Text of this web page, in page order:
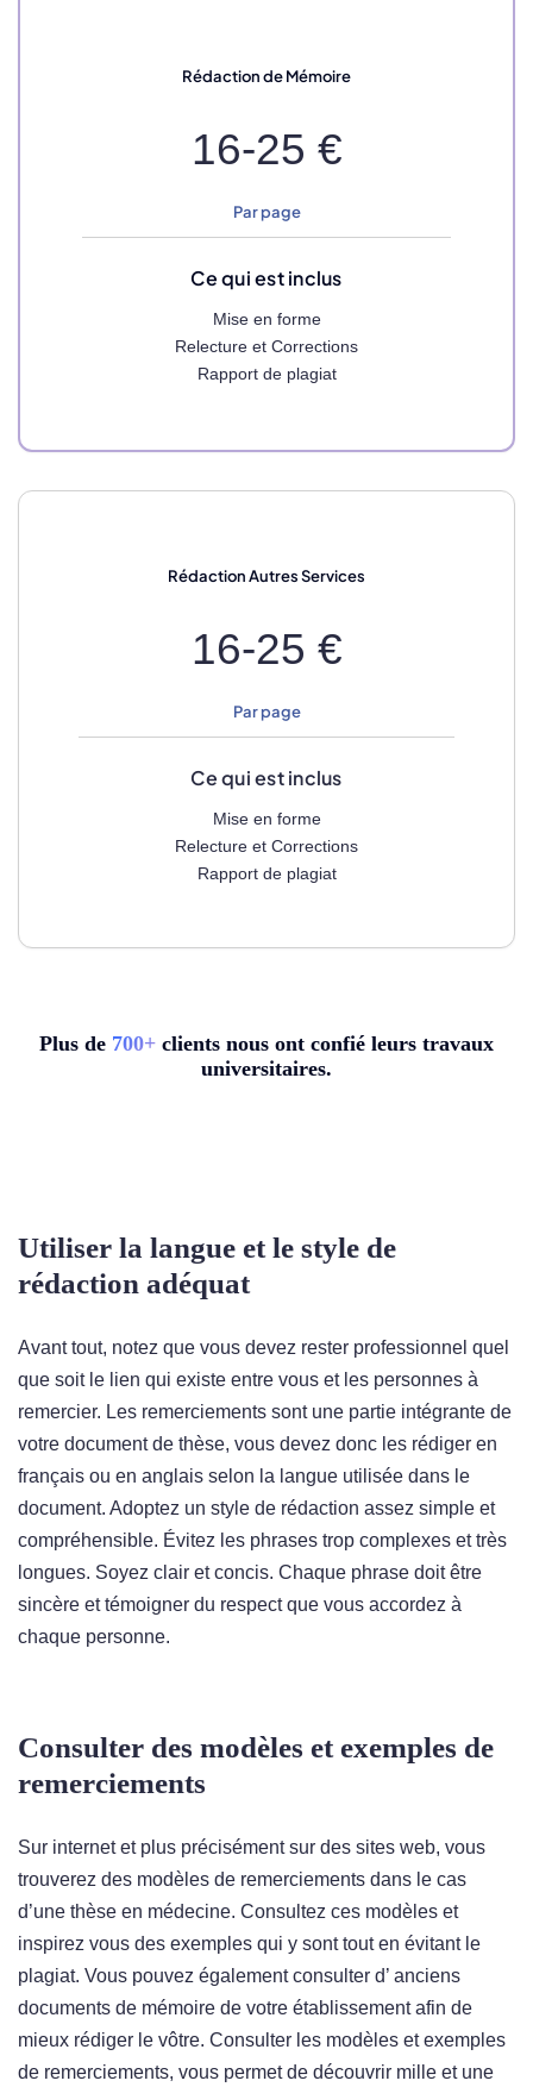
Rédaction de Mémoire
16-25 €
Par page
Ce qui est inclus
Mise en forme
Relecture et Corrections
Rapport de plagiat
RédactionAutres Services
16-25 €
Par page
Ce qui est inclus
Mise en forme
Relecture et Corrections
Rapport de plagiat
Plus de 700+ clients nous ont confié leurs travaux
universitaires.
Utiliser la langue et le style de
rédaction adéquat
Avant tout, notez que vous devez rester professionnel quel
que soit le lien qui existe entre vous et les personnes à
remercier. Les remerciements sont une partie intégrante de
votre document de thèse, vous devez donc les rédiger en
français ou en anglais selon la langue utilisée dans le
document. Adoptez un style de rédaction assez simple et
compréhensible. Évitez les phrases trop complexes et très
longues. Soyez clair et concis. Chaque phrase doit être
sincère et témoigner du respect que vous accordez à
chaque personne.
Consulter des modèles et exemples de
remerciements
Sur internet et plus précisément sur des sites web, vous
trouverez des modèles de remerciements dans le cas
d’une thèse en médecine. Consultez ces modèles et
inspirez vous des exemples qui y sont tout en évitant le
plagiat. Vous pouvez également consulter d’ anciens
documents de mémoire de votre établissement afin de
mieux rédiger le vôtre. Consulter les modèles et exemples
de remerciements, vous permet de découvrir mille et une